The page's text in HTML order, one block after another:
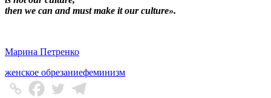
then we can and must make it our culture».
Марина Петренко
женское обрезаниефеминизм